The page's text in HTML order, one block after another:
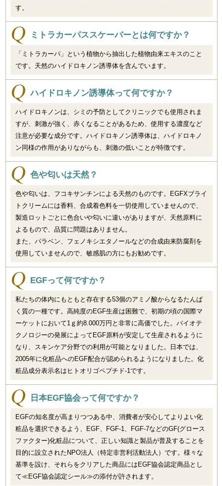
す。
ミトラカーパススケーバーとは何ですか？
「ミトラカーパ」という植物から抽出した植物由来エキスのこと
です。天然のハイドロキノン誘導体を含んでいます。
ハイドロキノン誘導体って何ですか？
ハイドロキノンは、シミの予防としてクリニックでも使用されま
すが、刺激が強く、赤くなることがあるため、使用する濃度など
注意が必要な成分です。ハイドロキノン誘導体は、ハイドロキノ
ン同様の作用がありながらも、刺激の低いことが特徴です。
色や匂いは天然？
色や匂いは、フコキサンチンによる天然のものです。EGFXブライ
トクリームには香料、合成着色料を一切使用していませんので、
製造ロットごとに色合いや匂いに違いがありますが、天然原料に
よるもので、品質に問題はありません。
また、パラベン、フェノキシエタノールなどの合成由来防腐剤を
使用していませんので、敏感肌の方にもお勧めです。
EGFって何ですか？
私たちの体内にもともと存在する53個のアミノ酸からなるたんぱ
く質の一種です。高純度のEGF生産は困難で、初期の頃の国際マ
ーケットにおいて1ｇ約8.000万円と非常に高価でした。バイオテ
クノロジーの発展によってEGF原料が安定して生産されるように
なり、スキンケア分野での利用が可能となりました。日本では、
2005年に化粧品へのEGF配合が認められるようになりました。化
粧品成分表示名はヒトオリゴペプチド-1です。
日本EGF協会って何ですか？
EGFの知名度が高まりつつある中、消費者が安心してよりよい化
粧品を選択できるよう、EGF、FGF-1、FGF-7などのGF(グロース
ファクター)化粧品について、正しい知識と製品が普及することを
目的に設立されたNPO法人（特定非営利活動法人）です。様々な
基準を設け、それらをクリアした商品にはEGF協会認定商品とし
て≪EGF協会認定シール≫の添付が許されます。